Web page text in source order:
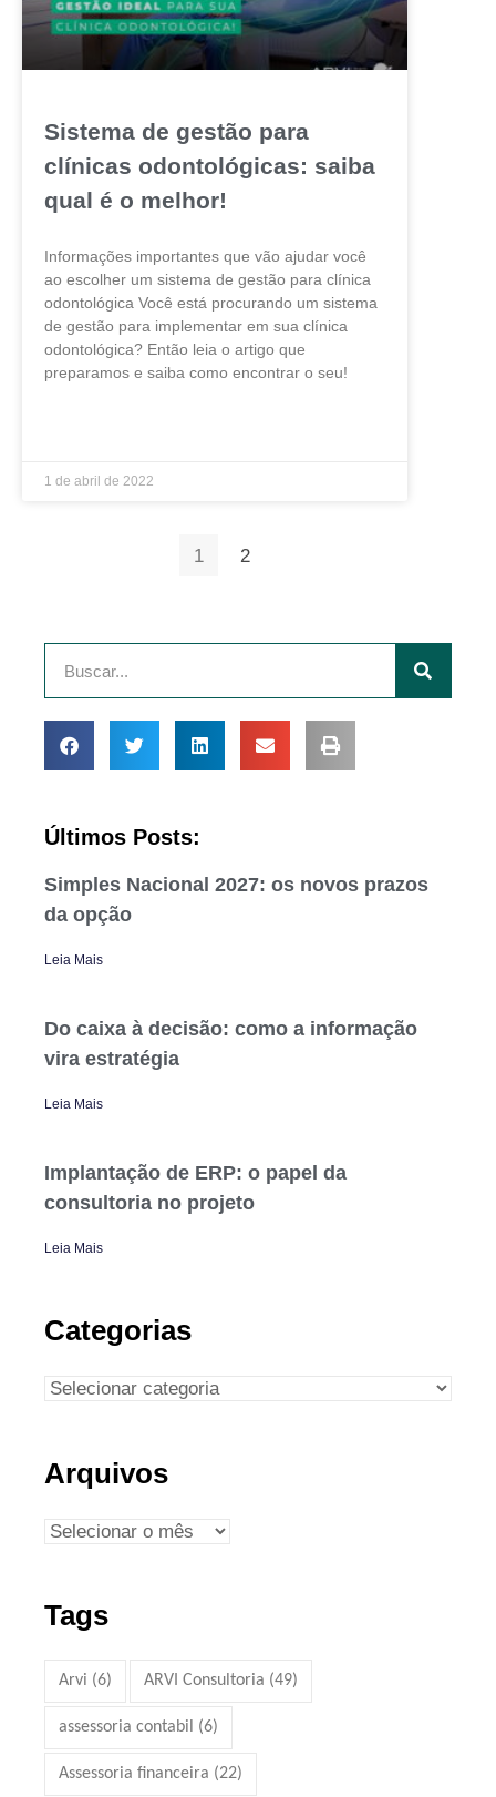
Sistema de gestão para
clínicas odontológicas: saiba
qual é o melhor!
Informações importantes que vão ajudar você
ao escolher um sistema de gestão para clínica
odontológica Você está procurando um sistema
de gestão para implementar em sua clínica
odontológica? Então leia o artigo que
preparamos e saiba como encontrar o seu!
1 de abril de 2022
1 2
Últimos Posts:
Simples Nacional 2027: os novos prazos
da opção
Leia Mais
Do caixa à decisão: como a informação
vira estratégia
Leia Mais
Implantação de ERP: o papel da
consultoria no projeto
Leia Mais
Categorias
Arquivos
Tags
Arvi (6) ARVI Consultoria (49)
assessoria contabil (6)
Assessoria financeira (22)